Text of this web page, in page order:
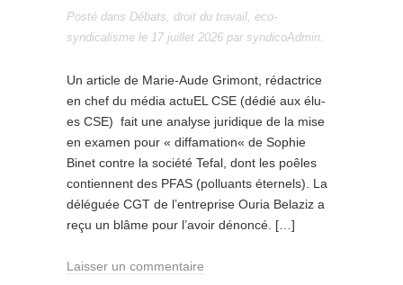
Posté dans Débats, droit du travail, eco-
syndicalisme le 17 juillet 2026 par syndicoAdmin.
Un article de Marie-Aude Grimont, rédactrice
en chef du média actuEL CSE (dédié aux élu-
es CSE) fait une analyse juridique de la mise
en examen pour « diffamation« de Sophie
Binet contre la société Tefal, dont les poêles
contiennent des PFAS (polluants éternels). La
déléguée CGT de l’entreprise Ouria Belaziz a
reçu un blâme pour l’avoir dénoncé. […]
Laisser un commentaire